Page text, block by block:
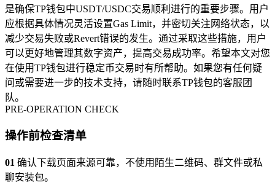
是确保TP钱包中USDT/USDC交易顺利进行的重要步骤。用户
应根据具体情况灵活设置Gas Limit，并密切关注网络状态，以
减少交易失败或Revert错误的发生。通过采取这些措施，用户
可以更好地管理其数字资产，提高交易成功率。希望本文对您
在使用TP钱包进行稳定币交易时有所帮助。如果您有任何疑
问或需要进一步的技术支持，请随时联系TP钱包的客服团
队。
PRE-OPERATION CHECK
操作前检查清单
01 确认下载页面来源可靠，不使用陌生二维码、群文件或私
聊安装包。